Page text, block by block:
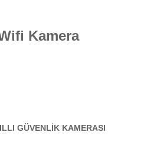
Kamera
GÜVENLİK KAMERASI